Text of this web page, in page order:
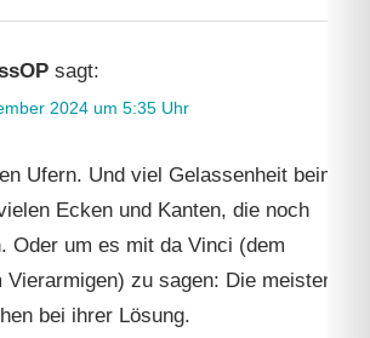
sagt:
2024 um 5:35 Uhr
Ufern. Und viel Gelassenheit beim
Ecken und Kanten, die noch
Oder um es mit da Vinci (dem
zu sagen: Die meisten
bei ihrer Lösung.